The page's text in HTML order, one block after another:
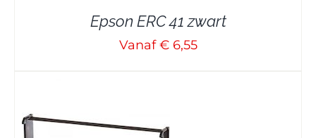
Epson ERC 41 zwart
Vanaf € 6,55